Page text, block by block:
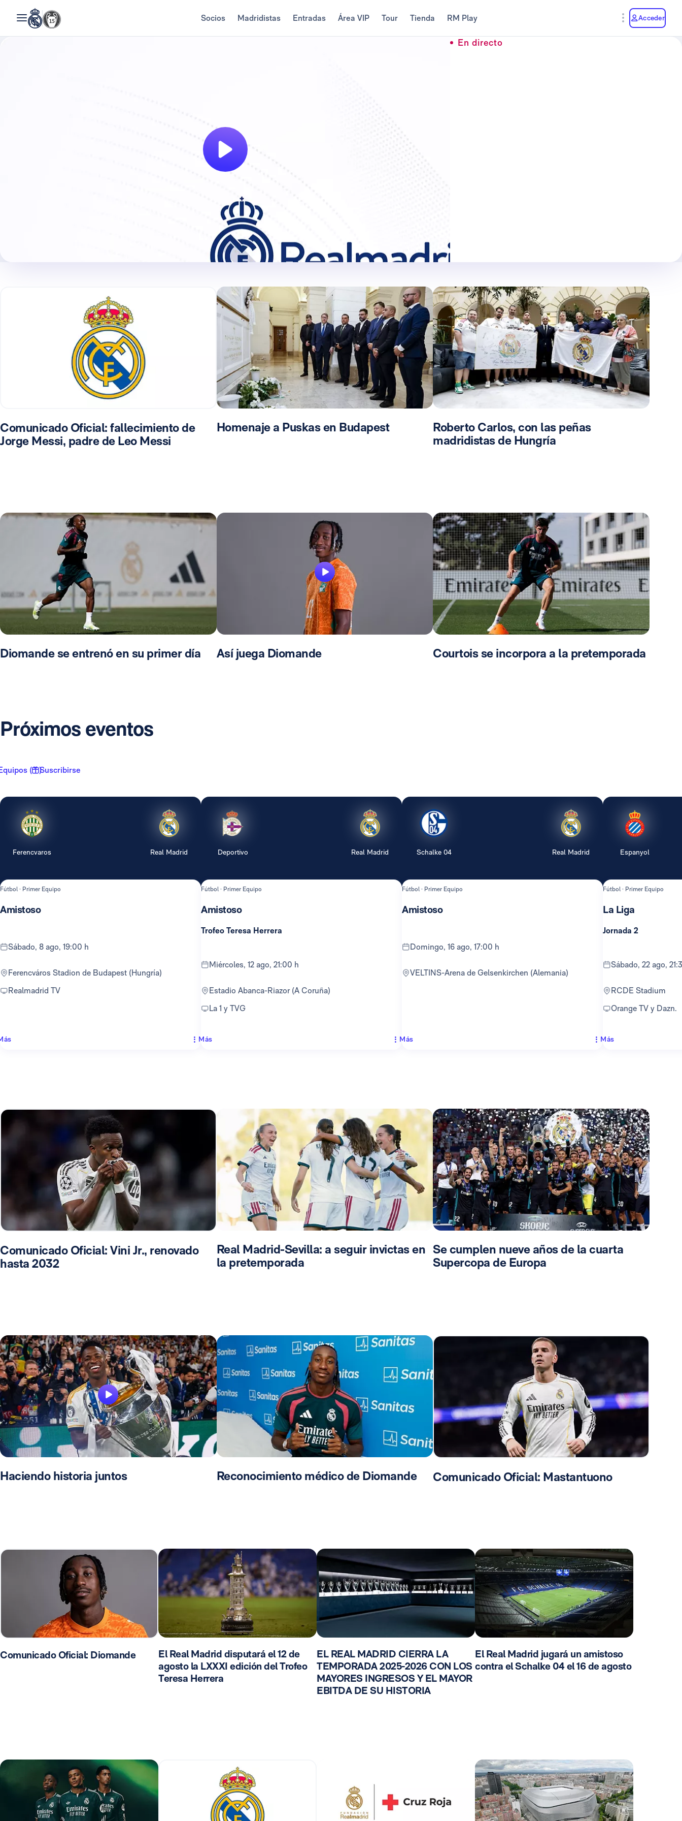
Socios Madridistas Entradas Área VIP Tour Tienda RM Play Acceder
En directo
Comunicado Oficial: fallecimiento de
Jorge Messi, padre de Leo Messi
Homenaje a Puskas en Budapest
Roberto Carlos, con las peñas
madridistas de Hungría
Diomande se entrenó en su primer día Así juega Diomande Courtois se incorpora a la pretemporada
Próximos eventos
( 1 )Suscribirse
Ferencvaros Real Madrid
Fútbol · Primer Equipo
Amistoso
sábado, 8 ago, 19:00 h
Ferencváros Stadion de Budapest (Hungría)
Realmadrid TV
Deportivo Real Madrid
Fútbol · Primer Equipo
Amistoso
Trofeo Teresa Herrera
miércoles, 12 ago, 21:00 h
Estadio Abanca-Riazor (A Coruña)
La 1 y TVG
Más
Schalke 04 Real Madrid
Fútbol · Primer Equipo
Amistoso
domingo, 16 ago, 17:00 h
VELTINS-Arena de Gelsenkirchen (Alemania)
Más
Espanyol
Fútbol · Primer Equipo
La Liga
Jornada 2
sábado, 22 ago,
RCDE Stadium
Orange TV y Dazn.
Más
Comunicado Oficial: Vini Jr., renovado
hasta 2032
Real Madrid-Sevilla: a seguir invictas en
la pretemporada
Se cumplen nueve años de la cuarta
Supercopa de Europa
Haciendo historia juntos Reconocimiento médico de Diomande Comunicado Oficial: Mastantuono
Comunicado Oficial: Diomande
El Real Madrid disputará el 12 de
agosto la LXXXI edición del Trofeo
Teresa Herrera
EL REAL MADRID CIERRA LA
TEMPORADA 2025-2026 CON LOS
MAYORES INGRESOS Y EL MAYOR
EBITDA DE SU HISTORIA
El Real Madrid jugará un amistoso
contra el Schalke 04 el 16 de agosto